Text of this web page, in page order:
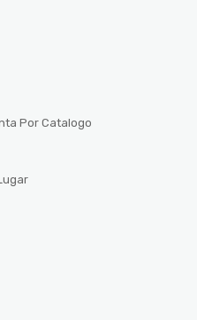
Por Catalogo